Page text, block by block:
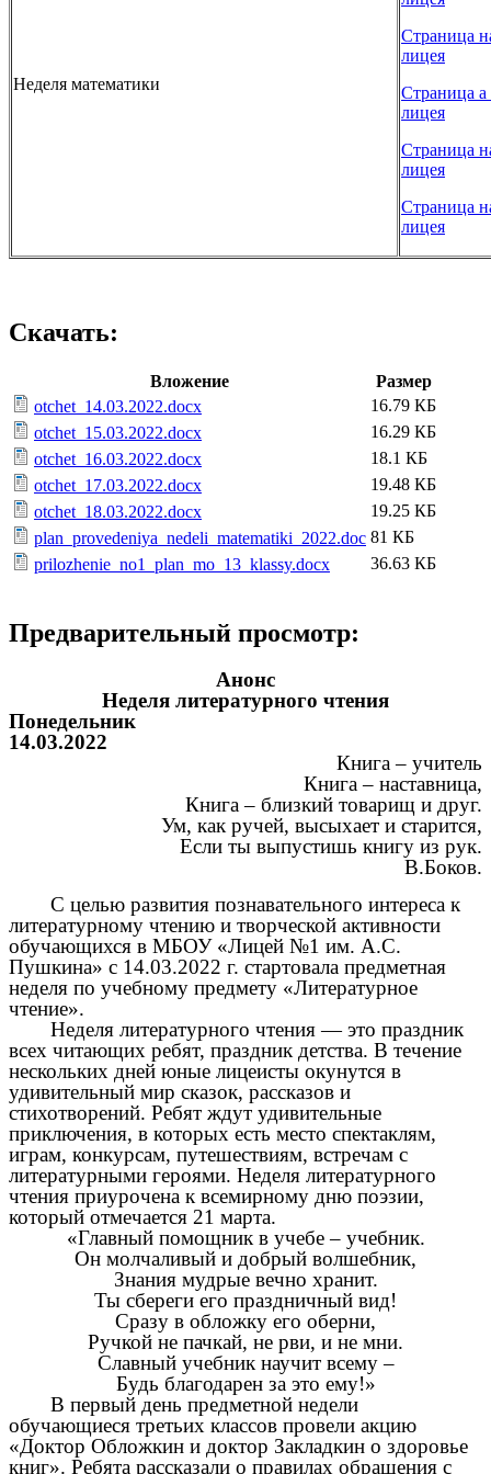
Неделя математики
Страница
лицея
Страница а
лицея
Страница
лицея
Страница
лицея
Скачать:
Вложение
Размер
otchet_14.03.2022.docx
16.79 КБ
otchet_15.03.2022.docx
16.29 КБ
otchet_16.03.2022.docx
18.1 КБ
otchet_17.03.2022.docx
19.48 КБ
otchet_18.03.2022.docx
19.25 КБ
plan_provedeniya_nedeli_matematiki_2022.doc 81 КБ
prilozhenie_no1_plan_mo_13_klassy.docx
36.63 КБ
Предварительный просмотр:
Анонс
Неделя литературного чтения
Понедельник
14.03.2022
Книга – учитель
Книга – наставница,
Книга – близкий товарищ и друг.
Ум, как ручей, высыхает и старится,
Если ты выпустишь книгу из рук.
В.Боков.
С целью развития познавательного интереса к
литературному чтению и творческой активности
обучающихся в МБОУ «Лицей №1 им. А.С.
Пушкина» с 14.03.2022 г. стартовала предметная
неделя по учебному предмету «Литературное
чтение».
Неделя литературного чтения — это праздник
всех читающих ребят, праздник детства. В течение
нескольких дней юные лицеисты окунутся в
удивительный мир сказок, рассказов и
стихотворений. Ребят ждут удивительные
приключения, в которых есть место спектаклям,
играм, конкурсам, путешествиям, встречам с
литературными героями. Неделя литературного
чтения приурочена к всемирному дню поэзии,
который отмечается 21 марта.
«Главный помощник в учебе – учебник.
Он молчаливый и добрый волшебник,
Знания мудрые вечно хранит.
Ты сбереги его праздничный вид!
Сразу в обложку его оберни,
Ручкой не пачкай, не рви, и не мни.
Славный учебник научит всему –
Будь благодарен за это ему!»
В первый день предметной недели
обучающиеся третьих классов провели акцию
«Доктор Обложкин и доктор Закладкин о здоровье
книг». Ребята рассказали о правилах обращения с